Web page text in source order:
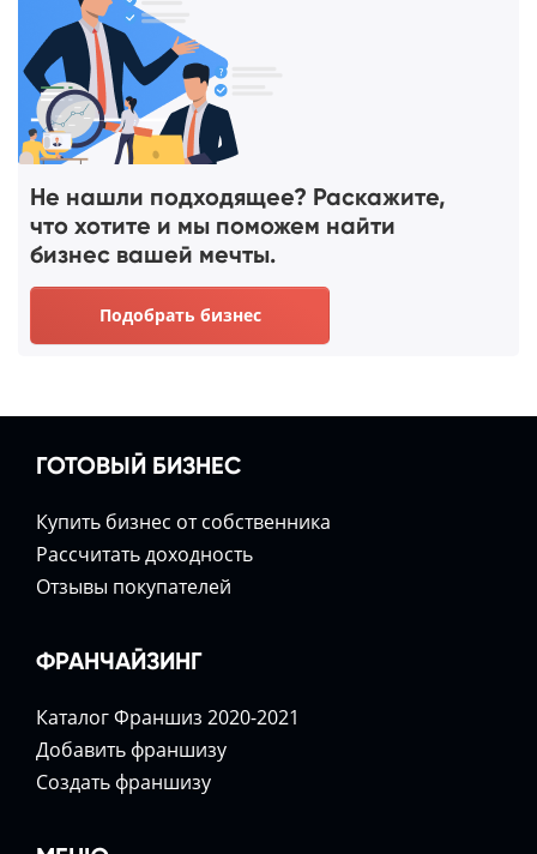
Не нашли подходящее? Раскажите,
что хотите и мы поможем найти
бизнес вашей мечты.
Подобрать бизнес
ГОТОВЫЙ БИЗНЕС
Купить бизнес от собственника
Расcчитать доходность
Отзывы покупателей
ФРАНЧАЙЗИНГ
Каталог Франшиз 2020-2021
Добавить франшизу
Создать франшизу